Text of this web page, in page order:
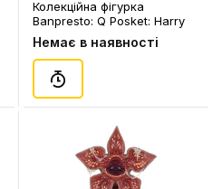
Колекційна фігурка
Banpresto: Q Posket: Harry
Potter: Harry Potter, (358940)
Немає в наявності